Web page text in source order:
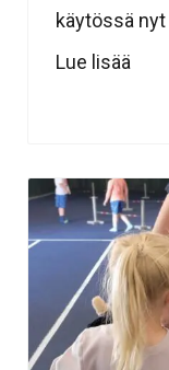
käytössä
Lue lisää